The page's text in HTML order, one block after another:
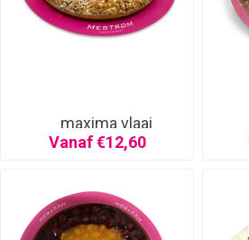
maxima vlaai
Vanaf €12,60